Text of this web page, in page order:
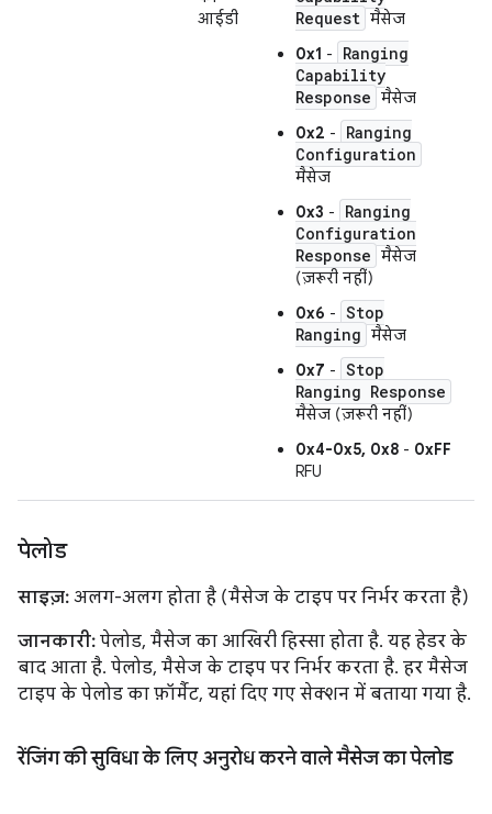
आईडी
Request मैसेज
0x1 -
Ranging
Capability
Response मैसेज
0x2 -
Ranging
Configuration
मैसेज
0x3 -
Ranging
Configuration
Response मैसेज
(ज़रूरी नहीं)
0x6 - Stop
Ranging मैसेज
0x7 - Stop
Ranging Response
मैसेज (ज़रूरी नहीं)
0x4-0x5, 0x8 - 0xFF
RFU
पेलोड
साइज़: अलग-अलग होता है (मैसेज के टाइप पर निर्भर करता है)
जानकारी: पेलोड, मैसेज का आखिरी हिस्सा होता है. यह हेडर के
बाद आता है. पेलोड, मैसेज के टाइप पर निर्भर करता है. हर मैसेज
टाइप के पेलोड का फ़ॉर्मैट, यहां दिए गए सेक्शन में बताया गया है.
रेंजिंग की सुविधा के लिए अनुरोध करने वाले मैसेज का पेलोड